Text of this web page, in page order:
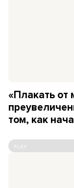
«Плакать от
том, как
PLAY